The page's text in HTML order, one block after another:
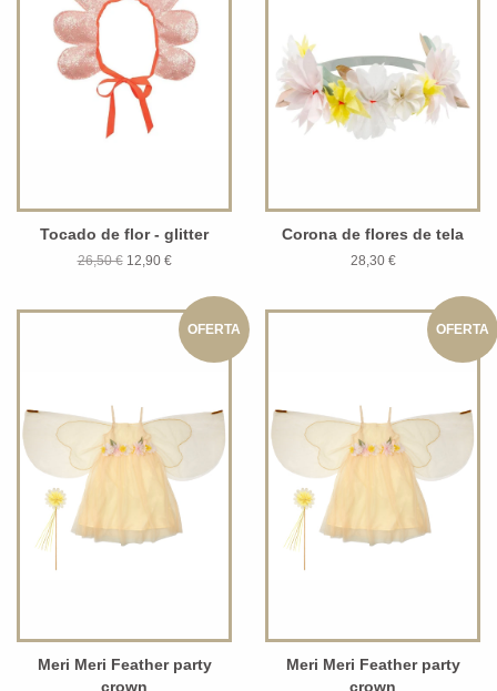
Tocado de flor - glitter
26,50 €12,90 €
Corona de flores de tela
28,30 €
OFERTA
Meri Meri Feather party
crown
OFERTA
Meri Meri Feather party
crown